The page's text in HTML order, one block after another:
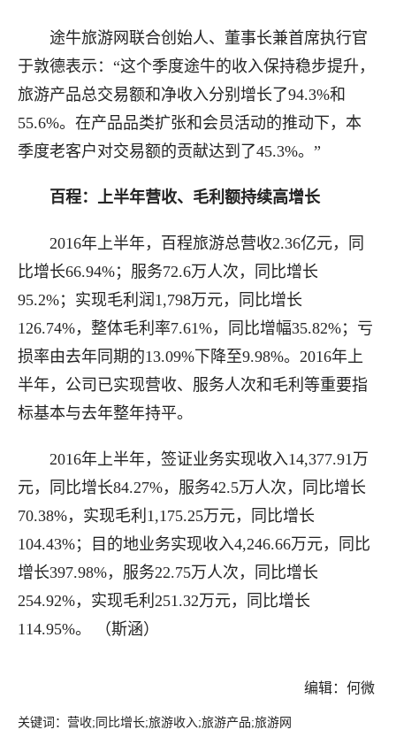
途牛旅游网联合创始人、董事长兼首席执行官
于敦德表示：“这个季度途牛的收入保持稳步提升，
旅游产品总交易额和净收入分别增长了94.3%和
55.6%。在产品品类扩张和会员活动的推动下，本
季度老客户对交易额的贡献达到了45.3%。”
百程：上半年营收、毛利额持续高增长
2016年上半年，百程旅游总营收2.36亿元，同
比增长66.94%；服务72.6万人次，同比增长
95.2%；实现毛利润1,798万元，同比增长
126.74%，整体毛利率7.61%，同比增幅35.82%；亏
损率由去年同期的13.09%下降至9.98%。2016年上
半年，公司已实现营收、服务人次和毛利等重要指
标基本与去年整年持平。
2016年上半年，签证业务实现收入14,377.91万
元，同比增长84.27%，服务42.5万人次，同比增长
70.38%，实现毛利1,175.25万元，同比增长
104.43%；目的地业务实现收入4,246.66万元，同比
增长397.98%，服务22.75万人次，同比增长
254.92%，实现毛利251.32万元，同比增长
114.95%。 （斯涵）
编辑：何微
关键词：营收;同比增长;旅游收入;旅游产品;旅游网